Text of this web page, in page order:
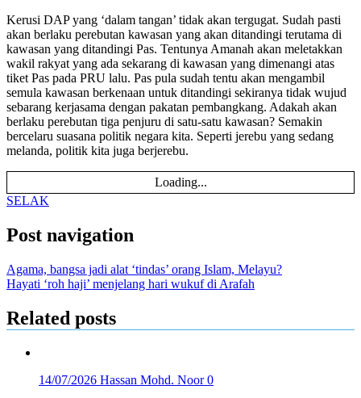
Kerusi DAP yang ‘dalam tangan’ tidak akan tergugat. Sudah pasti
akan berlaku perebutan kawasan yang akan ditandingi terutama di
kawasan yang ditandingi Pas. Tentunya Amanah akan meletakkan
wakil rakyat yang ada sekarang di kawasan yang dimenangi atas
tiket Pas pada PRU lalu. Pas pula sudah tentu akan mengambil
semula kawasan berkenaan untuk ditandingi sekiranya tidak wujud
sebarang kerjasama dengan pakatan pembangkang. Adakah akan
berlaku perebutan tiga penjuru di satu-satu kawasan? Semakin
bercelaru suasana politik negara kita. Seperti jerebu yang sedang
melanda, politik kita juga berjerebu.
Loading...
SELAK
Post navigation
Agama, bangsa jadi alat ‘tindas’ orang Islam, Melayu?
Hayati ‘roh haji’ menjelang hari wukuf di Arafah
Related posts
14/07/2026 Hassan Mohd. Noor0